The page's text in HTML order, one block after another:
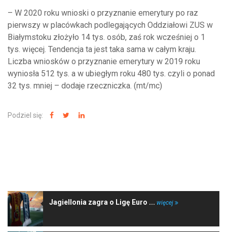
– W 2020 roku wnioski o przyznanie emerytury po raz
pierwszy w placówkach podlegających Oddziałowi ZUS w
Białymstoku złożyło 14 tys. osób, zaś rok wcześniej o 1
tys. więcej. Tendencja ta jest taka sama w całym kraju.
Liczba wniosków o przyznanie emerytury w 2019 roku
wyniosła 512 tys. a w ubiegłym roku 480 tys. czyli o ponad
32 tys. mniej – dodaje rzeczniczka. (mt/mc)
Podziel się:
Jagiellonia zagra o Ligę Euro ... więcej